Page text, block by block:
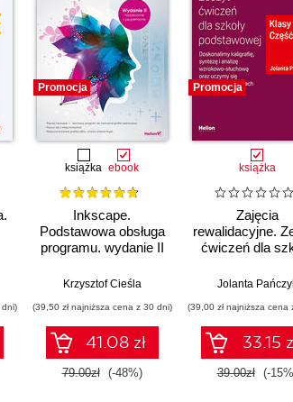
Promocja
książka ebook
Inkscape.
Podstawowa obsługa
programu. wydanie II
uzupełnione
Krzysztof Cieśla
(39,50 zł najniższa cena z 30 dni)
41.08 zł
79.00zł (-48%)
Promocja
książka
Zajęcia
rewalidacyjne.
ćwiczeń dla
- 3. Część
kaligrafię,
analizę
słuchową
uczymy się
emocjach,
Jolanta
(39,00 zł najniższa cena
33.15
39.00zł (-